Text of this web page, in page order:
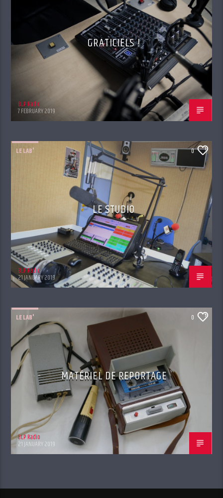
GRATICIELS !
BLP Radio
7 FEBRUARY 2019
LE LAB' 0
LE STUDIO
BLP Radio
21 JANUARY 2019
LE LAB' 0
MATÉRIEL DE REPORTAGE
BLP Radio
21 JANUARY 2019